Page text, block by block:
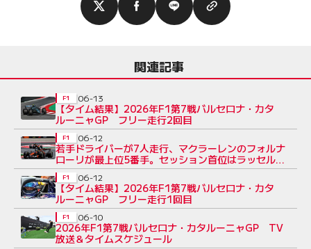
関連記事
【タイム結果】2026年F1第7戦バルセロナ・カタ
ルーニャGP フリー走行2回目
F1 06-13
若手ドライバーが7人走行、マクラーレンのフォルナ
ローリが最上位5番手。セッション首位はラッセル／
F1第7戦 FP1
F1 06-12
【タイム結果】2026年F1第7戦バルセロナ・カタ
ルーニャGP フリー走行1回目
F1 06-12
2026年F1第7戦バルセロナ・カタルーニャGP TV
放送＆タイムスケジュール
F1 06-10